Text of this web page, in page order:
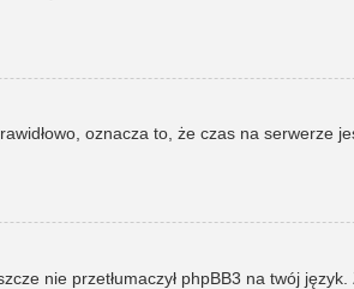
oznacza to, że czas na serwerze
nie przetłumaczył phpBB3 na twój